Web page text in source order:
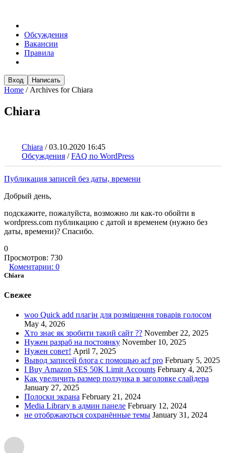
Обсуждения
Вакансии
Правила
Вход Написать
Home / Archives for Chiara
Chiara
Chiara /03.10.2020 16:45
Обсуждения /FAQ по WordPress
Публикация записей без даты, времени
Добрый день,
подскажите, пожалуйста, возможно ли как-то обойти в
wordpress.com публикацию с датой и временем (нужно без
даты, времени)? Спасибо.
0
Просмотров: 730
Коментарии: 0
Chiara
Свежее
woo Quick add плагін для розміщення товарів голосом
May 4, 2026
Хто знає як зробити такий сайт ?? November 22, 2025
Нужен разраб на постоянку November 10, 2025
Нужен совет! April 7, 2025
Вывод записей блога с помощью acf pro February 5, 2025
I Buy Amazon SES 50K Limit Accounts February 4, 2025
Как увеличить размер ползунка в заголовке слайдера
January 27, 2025
Полоски экрана February 21, 2024
Media Library в админ панеле February 12, 2024
не отобржаються сохранённые темы January 31, 2024